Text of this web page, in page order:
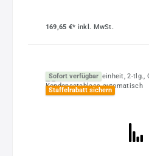
169,65 €* inkl. MwSt.
Sofort verfügbar
Staffelrabatt sichern